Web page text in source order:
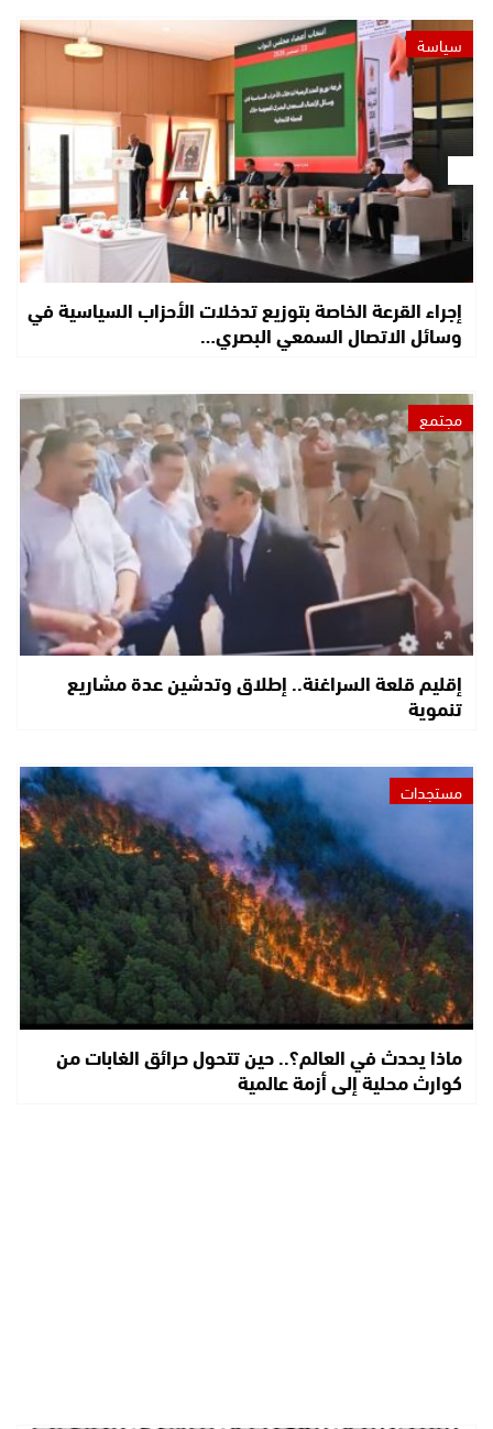
سياسة
إجراء القرعة الخاصة بتوزيع تدخلات الأحزاب السياسية في
وسائل الاتصال السمعي البصري…
مجتمع
إقليم قلعة السراغنة.. إطلاق وتدشين عدة مشاريع
تنموية
مستجدات
ماذا يحدث في العالم؟.. حين تتحول حرائق الغابات من
كوارث محلية إلى أزمة عالمية